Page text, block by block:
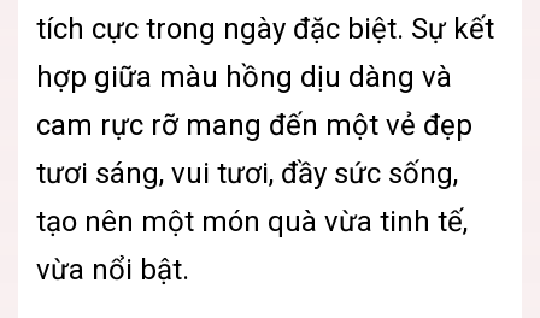
tích cực trong ngày đặc biệt. Sự kết
hợp giữa màu hồng dịu dàng và
cam rực rỡ mang đến một vẻ đẹp
tươi sáng, vui tươi, đầy sức sống,
tạo nên một món quà vừa tinh tế,
vừa nổi bật.